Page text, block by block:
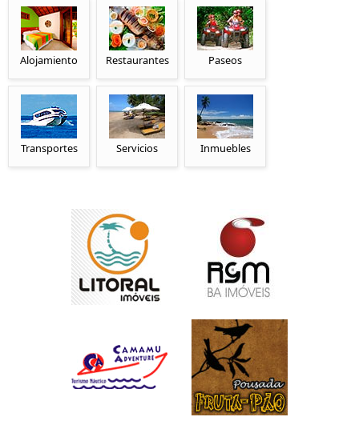
Alojamiento Restaurantes Paseos
Transportes Servicios Inmuebles